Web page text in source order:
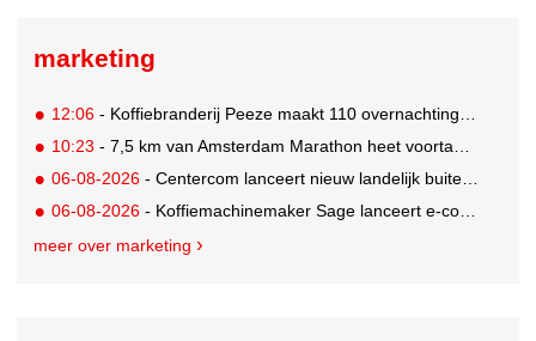
marketing
12:06 - Koffiebranderij Peeze maakt 110 overnachtingen in het Ronald McDonald Huis mogelijk
10:23 - 7,5 km van Amsterdam Marathon heet voortaan de 'Samsung Galaxy 7,5 km'
06-08-2026 - Centercom lanceert nieuw landelijk buitereclamenetwerk: City Cubes
06-08-2026 - Koffiemachinemaker Sage lanceert e-commerceplatform voor koffieliefhebbers
meer over marketing